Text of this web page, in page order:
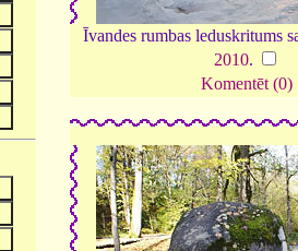
Īvandes rumbas leduskritums
2010.
Komentēt (0)